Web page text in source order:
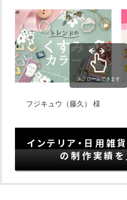
フジキュウ（藤久） 様
スクロールできます
インテリア・日用雑
の制作実績を